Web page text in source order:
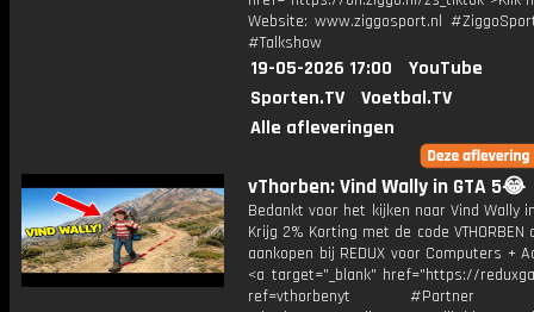
Website: www.ziggosport.nl
#Talkshow
19-05-2026 17:00
YouTube
Sporten.TV
Voetbal.TV
Alle afleveringen
vThorben: Vind Wally in GTA 5😂
Bedankt voor het kijken naar Vind Wally
Krijg 2% Korting met de code VTHORBEN
aankopen bij REDUX voor Computers +
<a target="_blank" href="https://
ref=vthorbenyt #Partner